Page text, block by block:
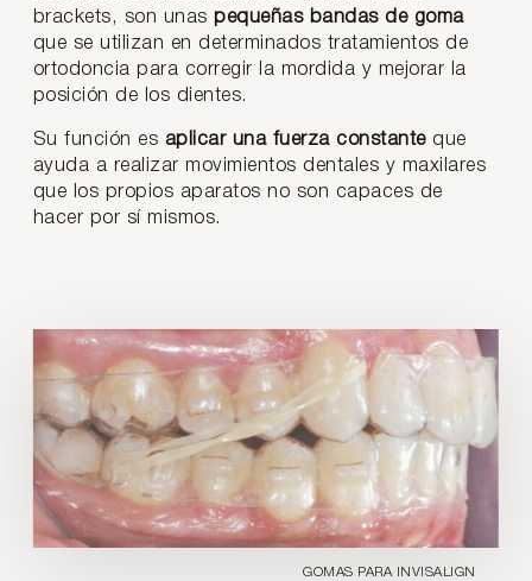
brackets, son unas pequeñas bandas de goma
que se utilizan en determinados tratamientos de
ortodoncia para corregir la mordida y mejorar la
posición de los dientes.
Su función es aplicar una fuerza constanteque
ayuda a realizar movimientos dentales y maxilares
que los propios aparatos no son capaces de
hacer por sí mismos.
GOMAS PARA INVISALIGN